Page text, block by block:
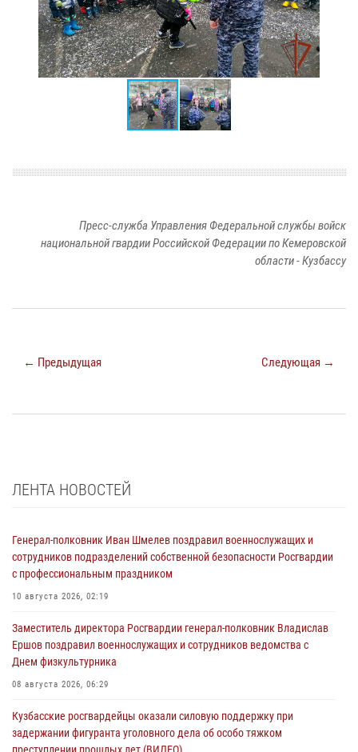
Пресс-служба Управления Федеральной службы войск
национальной гвардии Российской Федерации по Кемеровской
области - Кузбассу
← Предыдущая Следующая →
ЛЕНТА НОВОСТЕЙ
Генерал-полковник Иван Шмелев поздравил военнослужащих и
сотрудников подразделений собственной безопасности Росгвардии
с профессиональным праздником
10 августа 2026, 02:19
Заместитель директора Росгвардии генерал-полковник Владислав
Ершов поздравил военнослужащих и сотрудников ведомства с
Днем физкультурника
08 августа 2026, 06:29
Кузбасские росгвардейцы оказали силовую поддержку при
задержании фигуранта уголовного дела об особо тяжком
преступлении прошлых лет (ВИДЕО)